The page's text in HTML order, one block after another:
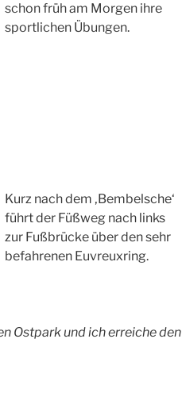
schon früh am Morgen ihre
sportlichen Übungen.
Kurz nach dem ‚Bembelsche‘
führt der Füßweg nach links
zur Fußbrücke über den sehr
befahrenen Euvreuxring.
Ostpark und ich erreiche den